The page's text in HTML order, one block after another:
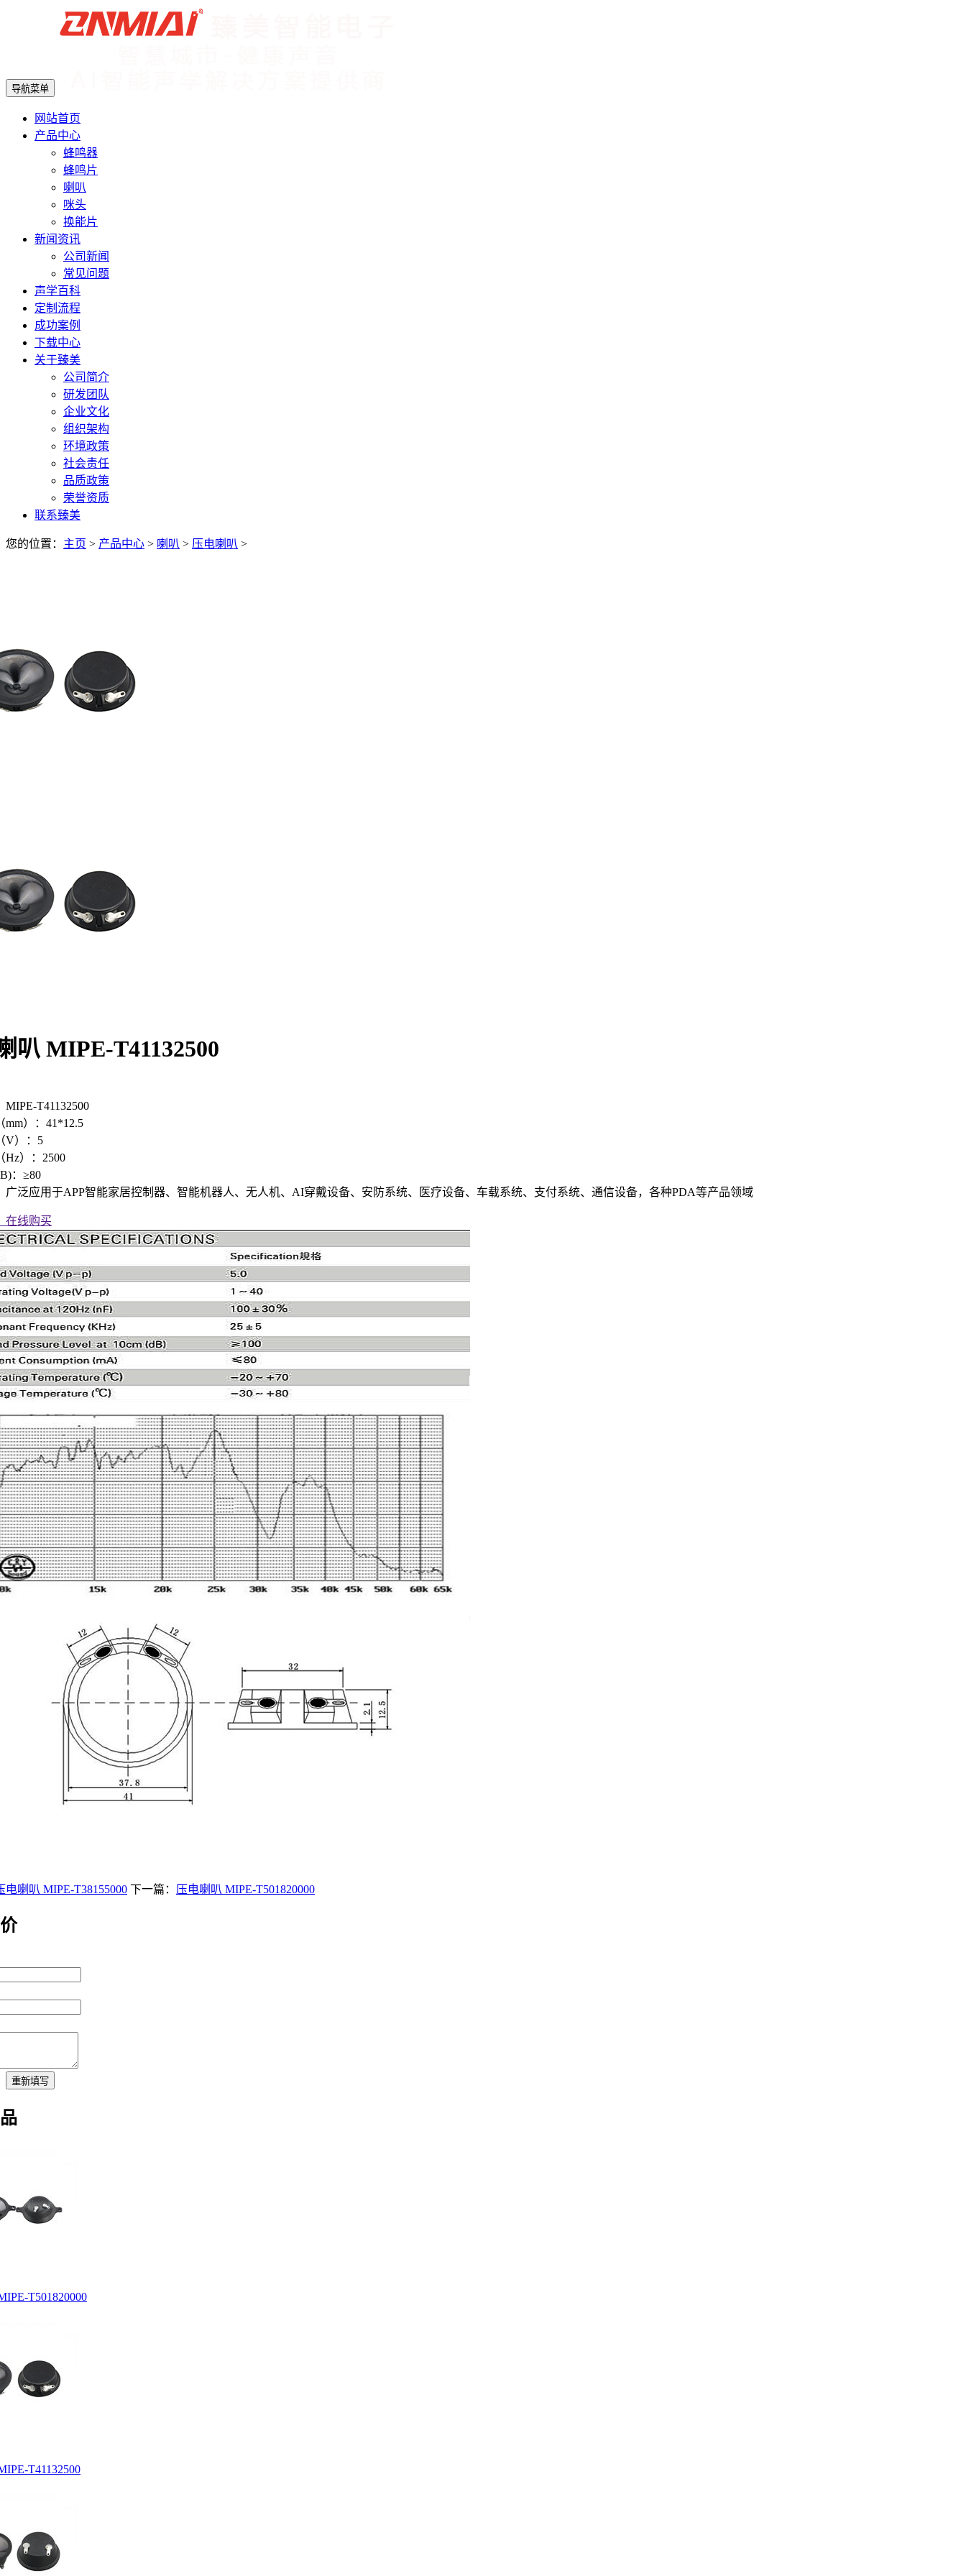
导航菜单
网站首页
产品中心
蜂鸣器
蜂鸣片
喇叭
咪头
换能片
新闻资讯
公司新闻
常见问题
声学百科
定制流程
成功案例
下载中心
关于臻美
公司简介
研发团队
企业文化
组织架构
环境政策
社会责任
品质政策
荣誉资质
联系臻美
您的位置： 主页 > 产品中心 > 喇叭 > 压电喇叭 >
叭 MIPE-T41132500
MIPE-T41132500
mm）：41*12.5
V）：5
Hz）：2500
：≥80
广泛应用于APP智能家居控制器、智能机器人、无人机、AI穿戴设备、安防系统、医疗设备、车载系统、支付系统、通信设备，各种PDA等产品领域
在线购买
电喇叭 MIPE-T38155000 下一篇： 压电喇叭 MIPE-T501820000
重新填写
T501820000
T41132500